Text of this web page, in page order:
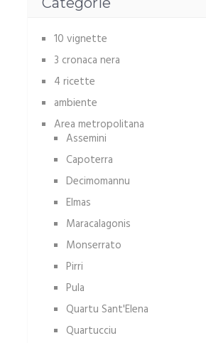
10 vignette
3 cronaca nera
4 ricette
ambiente
Area metropolitana
Assemini
Capoterra
Decimomannu
Elmas
Maracalagonis
Monserrato
Pirri
Pula
Quartu Sant'Elena
Quartucciu